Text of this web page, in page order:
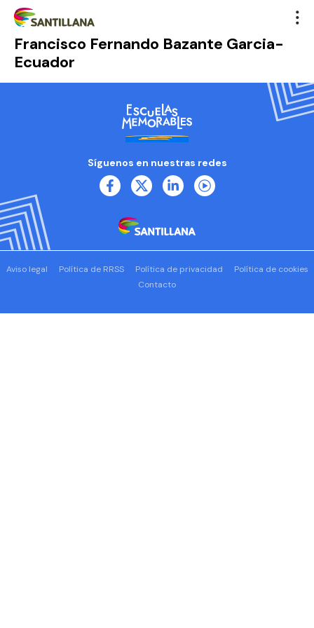
Francisco Fernando Bazante Garcia-
Ecuador
Síguenos en nuestras redes
Aviso legal Política de RRSS Política de privacidad
Política de cookies
Contacto